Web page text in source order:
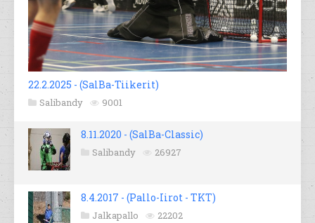
22.2.2025 - (SalBa-Tiikerit)
Salibandy 9001
8.11.2020 - (SalBa-Classic)
Salibandy 26927
8.4.2017 - (Pallo-Iirot - TKT)
Jalkapallo 22202